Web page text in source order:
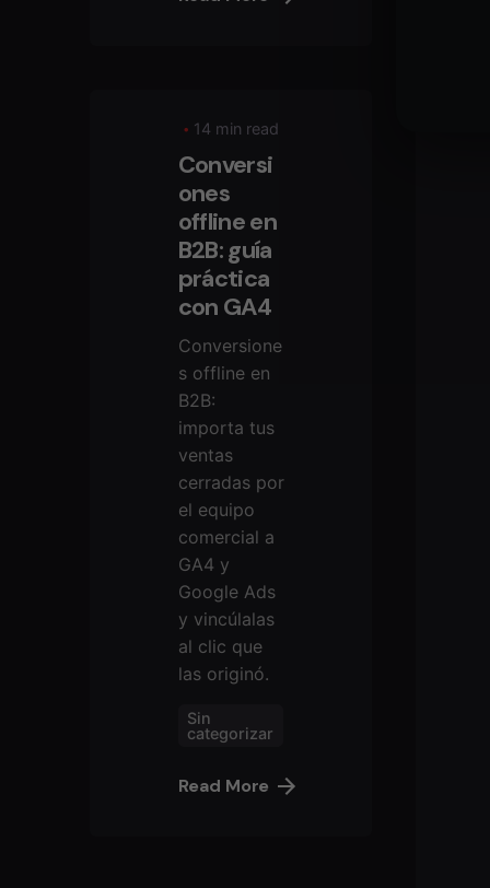
14 min read
Conversi
ones
offline en
B2B: guía
práctica
con GA4
Conversione
s offline en
B2B:
importa tus
ventas
cerradas por
el equipo
comercial a
GA4 y
Google Ads
y vincúlalas
al clic que
las originó.
Sin
categorizar
Read More